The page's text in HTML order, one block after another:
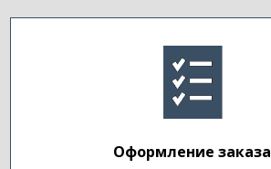
Оформление заказа